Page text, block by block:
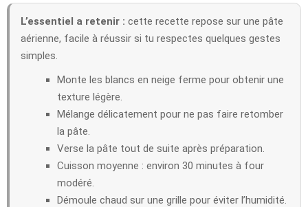
L’essentiel a retenir : cette recette repose sur une pâte
aérienne, facile à réussir si tu respectes quelques gestes
simples.
Monte les blancs en neige ferme pour obtenir une
texture légère.
Mélange délicatement pour ne pas faire retomber
la pâte.
Verse la pâte tout de suite après préparation.
Cuisson moyenne : environ 30 minutes à four
modéré.
Démoule chaud sur une grille pour éviter l’humidité.